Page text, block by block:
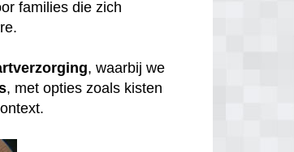
families die zich
, waarbij we
, met opties zoals kisten